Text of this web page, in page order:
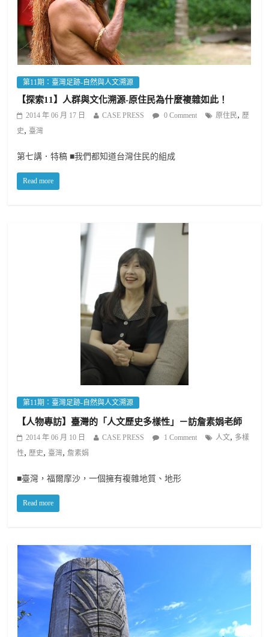
第11期：臺灣足跡-自然與人文溯源
【探索11】人群與文化溯源-原住民為什麼複雜如此！
2014 年 06 月 17 日 CASE PRESS 0 Comment 原住民, 歷
史, 臺灣
第七講．特稿 ■我們都知道台灣住民的組成
Read more
第11期：臺灣足跡-自然與人文溯源
【人物專訪】臺灣的「人文歷史多樣性」－訪詹素娟老師
2014 年 06 月 10 日 CASE PRESS 1 Comment 人文, 多樣
性, 歷史, 臺灣,詹素娟
■臺灣，福爾摩沙，一個擁有複雜地質、地形
Read more